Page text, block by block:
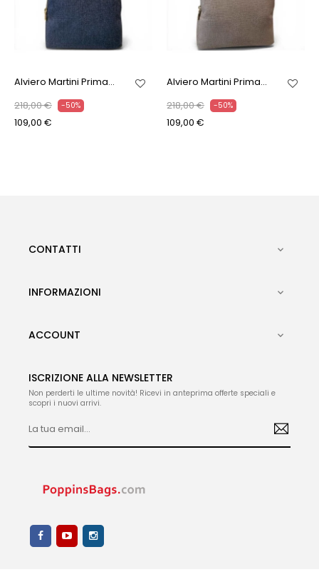
Alviero Martini Prima...
218,00 €
-50%
109,00 €
Alviero Martini Prima...
218,00 €
-50%
109,00 €
CONTATTI 
INFORMAZIONI 
ACCOUNT 
ISCRIZIONE ALLA NEWSLETTER
Non perderti le ultime novità! Ricevi in anteprima offerte speciali e
scopri i nuovi arrivi.